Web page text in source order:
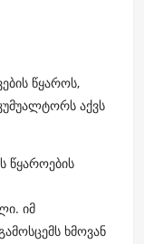
წყაროს,
აქვს
წყაროების
იმ
ხმოვან